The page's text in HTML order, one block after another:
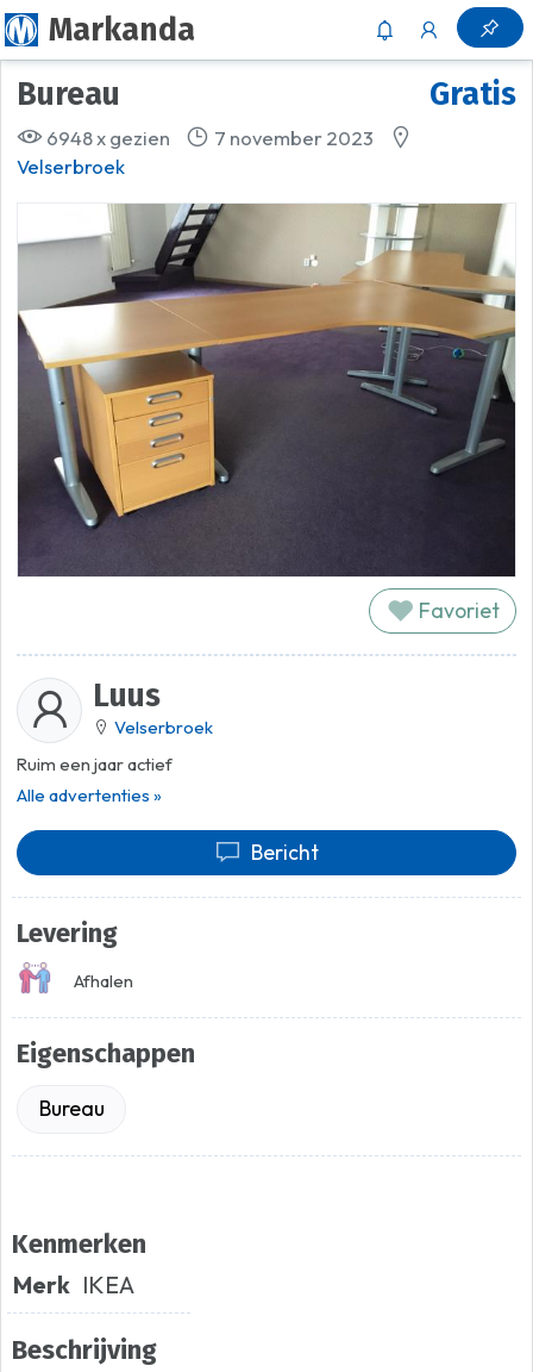
Markanda
Gratis
Bureau
6948 x gezien
7 november 2023
Velserbroek
Favoriet
Luus
Velserbroek
Ruim een jaar actief
Alle advertenties »
Bericht
Levering
Afhalen
Eigenschappen
Bureau
Kenmerken
Merk IKEA
Beschrijving